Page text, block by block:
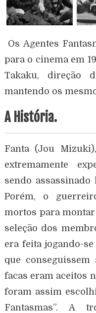
Os Agentes
para o cinema em
Takaku, direção
mantendo os
A História.
Fanta (Jou
extremamente
sendo
Porém, o
mortos para
seleção dos
era feita jogando-
que
facas eram aceitos
foram assim
Fantasmas”. A